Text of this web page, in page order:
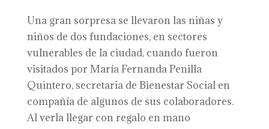
Una gran sorpresa se llevaron las niñas y
niños de dos fundaciones, en sectores
vulnerables de la ciudad, cuando fueron
visitados por María Fernanda Penilla
Quintero, secretaria de Bienestar Social en
compañía de algunos de sus colaboradores.
Al verla llegar con regalo en mano